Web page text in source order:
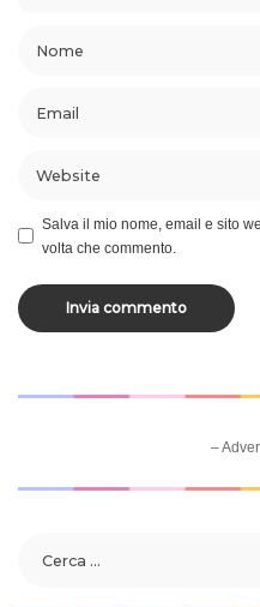
Salva il mio nome, email e sito
volta che commento.
–